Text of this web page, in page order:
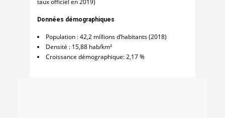
Données démographiques
Population : 42,2 millions d’habitants (2018)
Densité : 15,88 hab/km²
Croissance démographique: 2,17 %